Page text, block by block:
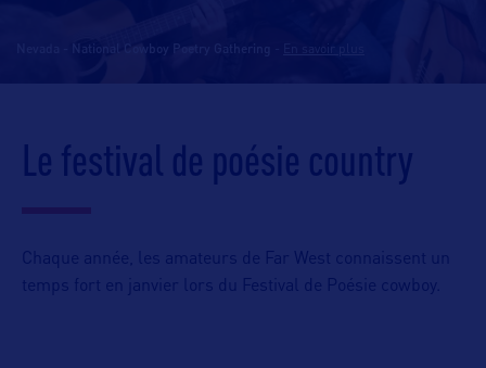
Nevada - National Cowboy Poetry Gathering
Le festival de poésie country
Chaque année, les amateurs de Far West connaissent un
temps fort en janvier lors du Festival de Poésie cowboy.